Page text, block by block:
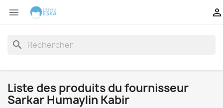
 
search
Liste des produits du fournisseur
Sarkar Humaylin Kabir